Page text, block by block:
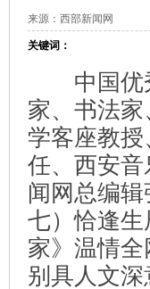
来源：西部新闻网
关键词：
中国优秀
家、书法
学客座教
任、西安
闻网总编
七）恰逢
家》温情
别具人文深